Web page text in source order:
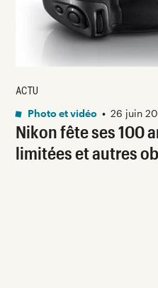
Nikon fête ses 100
limitées et autres
ACTU
Photo et vidéo • 26 juin